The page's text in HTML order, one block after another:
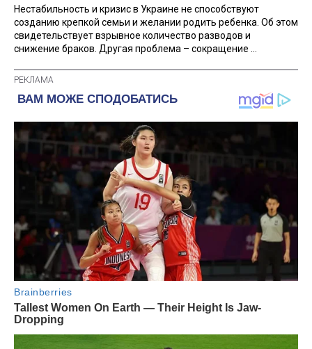
Нестабильность и кризис в Украине не способствуют
созданию крепкой семьи и желании родить ребенка. Об этом
свидетельствует взрывное количество разводов и
снижение браков. Другая проблема – сокращение ...